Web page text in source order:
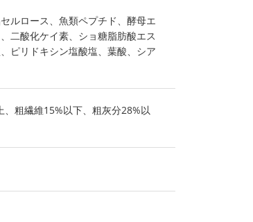
ルロース、魚類ペプチド、酵母エ
二酸化ケイ素、ショ糖脂肪酸エス
ピリドキシン塩酸塩、葉酸、シア
粗繊維15%以下、粗灰分28%以